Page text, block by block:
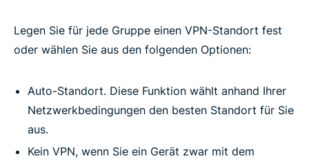
Legen Sie für jede Gruppe einen VPN-Standort fest
oder wählen Sie aus den folgenden Optionen:
Auto-Standort. Diese Funktion wählt anhand Ihrer
Netzwerkbedingungen den besten Standort für Sie
aus.
Kein VPN, wenn Sie ein Gerät zwar mit dem